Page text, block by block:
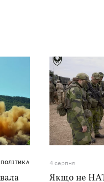
ПОЛІТИКА 4 серпня
Якщо не